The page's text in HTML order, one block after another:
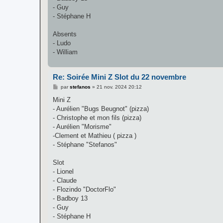
- Guy
- Stéphane H
Absents
- Ludo
- William
Re: Soirée Mini Z Slot du 22 novembre
M
s
a
g
parstefanos » 21 nov. 2024 20:12
Mini Z
- Aurélien "Bugs Beugnot" (pizza)
- Christophe et mon fils (pizza)
- Aurélien "Morisme"
-Clement et Mathieu ( pizza )
- Stéphane "Stefanos"
Slot
- Lionel
- Claude
- Flozindo "DoctorFlo"
- Badboy 13
- Guy
- Stéphane H